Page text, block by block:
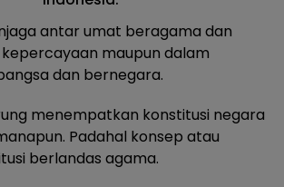
antar umat beragama dan
maupun dalam
dan bernegara.
menempatkan konstitusi negara
Padahal konsep atau
berlandas agama.